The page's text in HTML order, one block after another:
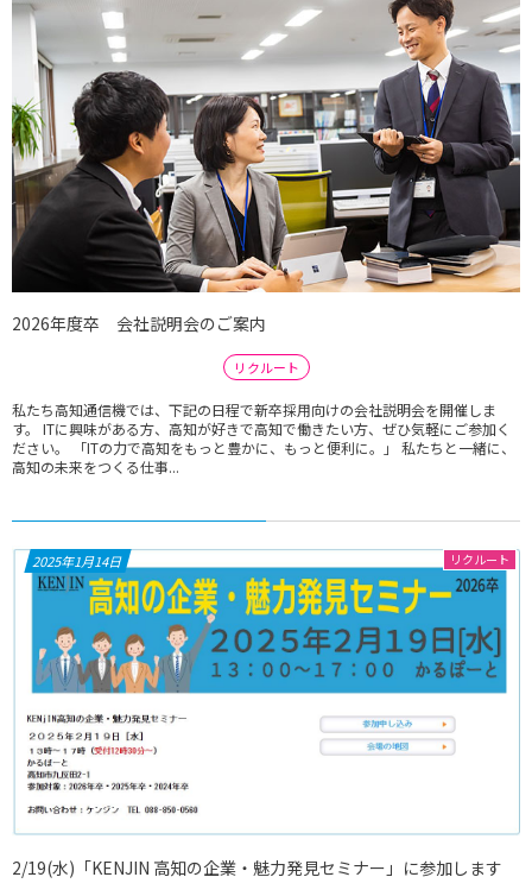
2026年度卒 会社説明会のご案内
リクルート
私たち高知通信機では、下記の日程で新卒採用向けの会社説明会を開催しま
す。 ITに興味がある方、高知が好きで高知で働きたい方、ぜひ気軽にご参加く
ださい。 「ITの力で高知をもっと豊かに、もっと便利に。」 私たちと一緒に、
高知の未来をつくる仕事...
2025年1月14日 リクルート
2/19(水)「KENJIN 高知の企業・魅力発見セミナー」に参加します